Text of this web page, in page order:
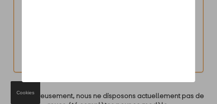
Malheureusement, nous ne disposons actuellement pas de
Cookies